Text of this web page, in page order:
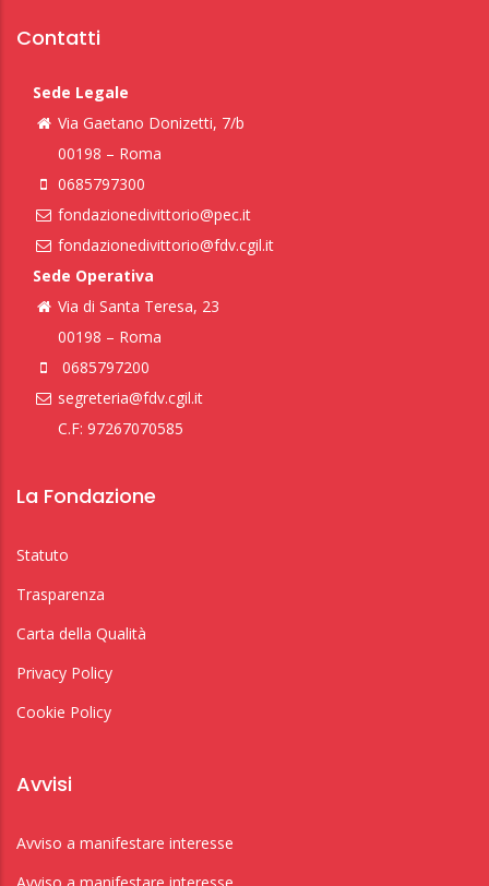
Contatti
Sede Legale
Via Gaetano Donizetti, 7/b
00198 – Roma
0685797300
fondazionedivittorio@pec.it
fondazionedivittorio@fdv.cgil.it
Sede Operativa
Via di Santa Teresa, 23
00198 – Roma
0685797200
segreteria@fdv.cgil.it
C.F: 97267070585
La Fondazione
Statuto
Trasparenza
Carta della Qualità
Privacy Policy
Cookie Policy
Avvisi
Avviso a manifestare interesse
Avviso a manifestare interesse